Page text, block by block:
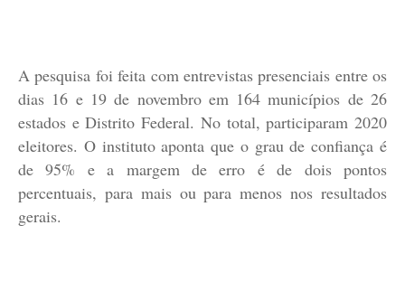
A pesquisa foi feita com entrevistas presenciais entre os
dias 16 e 19 de novembro em 164 municípios de 26
estados e Distrito Federal. No total, participaram 2020
eleitores. O instituto aponta que o grau de confiança é
de 95% e a margem de erro é de dois pontos
percentuais, para mais ou para menos nos resultados
gerais.